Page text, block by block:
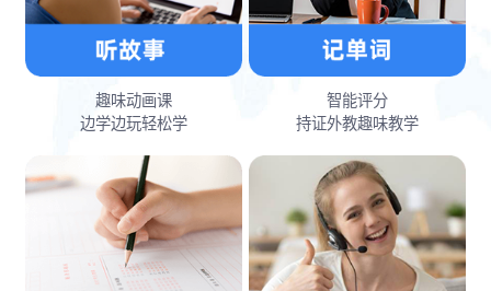
趣味动画课
边学边玩轻松学
智能评分
持证外教趣味教学